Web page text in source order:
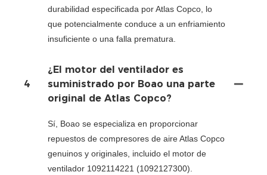
durabilidad especificada por Atlas Copco, lo
que potencialmente conduce a un enfriamiento
insuficiente o una falla prematura.
4
¿El motor del ventilador es
suministrado por Boao una parte
original de Atlas Copco?
Sí, Boao se especializa en proporcionar
repuestos de compresores de aire Atlas Copco
genuinos y originales, incluido el motor de
ventilador 1092114221 (1092127300).